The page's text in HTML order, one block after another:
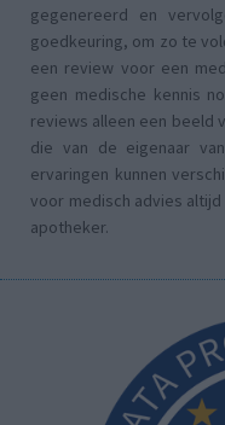
gegenereerd en
goedkeuring, om zo te
een review voor een
geen medische kennis
reviews alleen een beeld
die van de eigenaar
ervaringen kunnen
voor medisch advies
apotheker.